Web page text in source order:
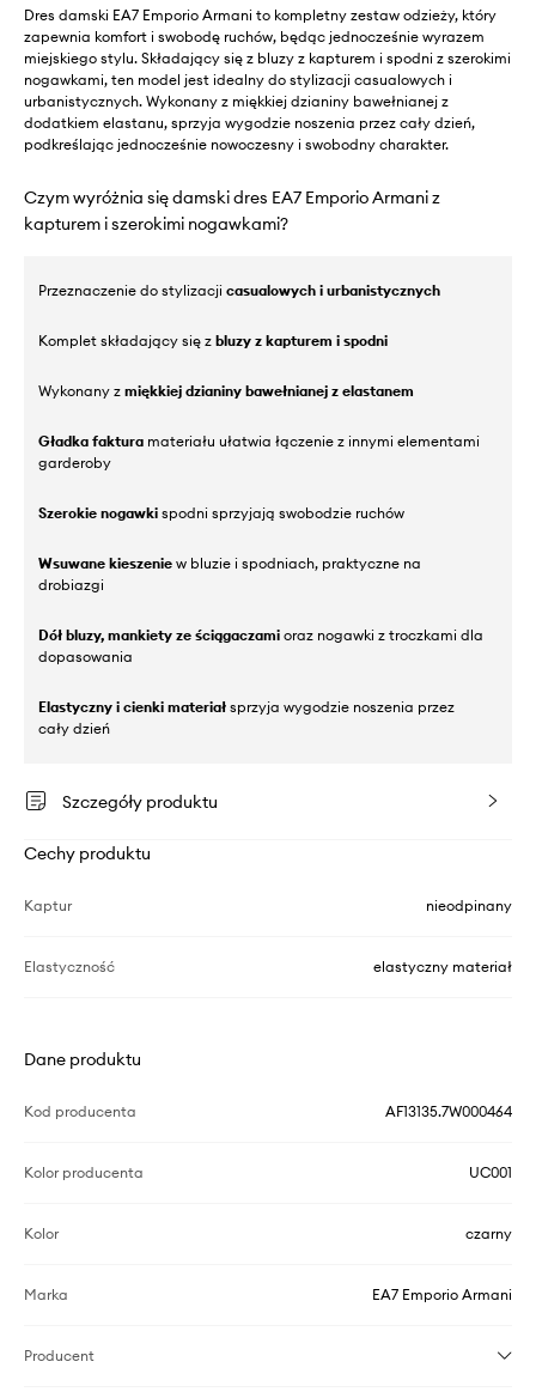
Dres damski EA7 Emporio Armani to kompletny zestaw odzieży, który
zapewnia komfort i swobodę ruchów, będąc jednocześnie wyrazem
miejskiego stylu. Składający się z bluzy z kapturem i spodni z szerokimi
nogawkami, ten model jest idealny do stylizacji casualowych i
urbanistycznych. Wykonany z miękkiej dzianiny bawełnianej z
dodatkiem elastanu, sprzyja wygodzie noszenia przez cały dzień,
podkreślając jednocześnie nowoczesny i swobodny charakter.
Czym wyróżnia się damski dres EA7 Emporio Armani z
kapturem i szerokimi nogawkami?
Przeznaczenie do stylizacji casualowych i urbanistycznych
Komplet składający się z bluzy z kapturem i spodni
Wykonany z miękkiej dzianiny bawełnianej z elastanem
Gładka faktura materiału ułatwia łączenie z innymi elementami
garderoby
Szerokie nogawki spodni sprzyjają swobodzie ruchów
Wsuwane kieszenie w bluzie i spodniach, praktyczne na
drobiazgi
Dół bluzy, mankiety ze ściągaczami oraz nogawki z troczkami dla
dopasowania
Elastyczny i cienki materiał sprzyja wygodzie noszenia przez
cały dzień
Szczegóły produktu
Cechy produktu
Kaptur nieodpinany
Elastyczność elastyczny materiał
Dane produktu
Kod producenta AF13135.7W000464
Kolor producenta UC001
Kolor czarny
Marka EA7 Emporio Armani
Producent